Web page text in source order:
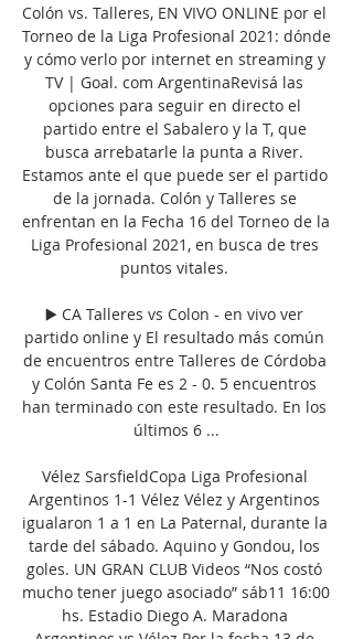
Colón vs. Talleres, EN VIVO ONLINE por el
Torneo de la Liga Profesional 2021: dónde
y cómo verlo por internet en streaming y
TV | Goal. com ArgentinaRevisá las
opciones para seguir en directo el
partido entre el Sabalero y la T, que
busca arrebatarle la punta a River.
Estamos ante el que puede ser el partido
de la jornada. Colón y Talleres se
enfrentan en la Fecha 16 del Torneo de la
Liga Profesional 2021, en busca de tres
puntos vitales.
▶️ CA Talleres vs Colon - en vivo ver
partido online y El resultado más común
de encuentros entre Talleres de Córdoba
y Colón Santa Fe es 2 - 0. 5 encuentros
han terminado con este resultado. En los
últimos 6 ...
Vélez SarsfieldCopa Liga Profesional
Argentinos 1-1 Vélez Vélez y Argentinos
igualaron 1 a 1 en La Paternal, durante la
tarde del sábado. Aquino y Gondou, los
goles. UN GRAN CLUB Videos “Nos costó
mucho tener juego asociado” sáb11 16:00
hs. Estadio Diego A. Maradona